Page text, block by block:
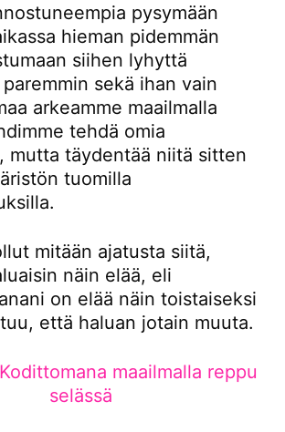
pysymään
hieman pidemmän
siihen lyhyttä
sekä ihan vain
arkeamme maailmalla
tehdä omia
mutta täydentää niitä sitten
tuomilla
mitään ajatusta siitä,
näin elää, eli
on elää näin toistaiseksi
että haluan jotain muuta.
Kodittomana maailmalla reppu
selässä